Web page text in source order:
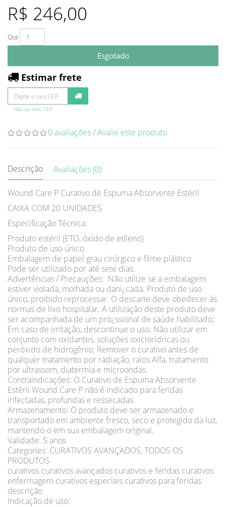
R$ 246,00
Qtd
Esgotado
Estimar frete
Não sei meu CEP
0 avaliações/Avalie este produto
Descrição Avaliações (0)
Wound Care P Curativo de Espuma Absorvente Estéril
CAIXA COM 20 UNIDADES
Especificação Técnica:
Produto estéril (ETO, óxido de etíleno)
Produto de uso único
Embalagem de papel grau cirúrgico e filme plástico
Pode ser utilizado por até sete dias.
Advertências / Precauções: Não utilize se a embalagem
estiver violada, molhada ou dani¿cada. Produto de uso
único, proibido reprocessar. O descarte deve obedecer às
normas de lixo hospitalar. A utilização deste produto deve
ser acompanhada de um pro¿ssional de saúde habilitado;
Em caso de irritação, descontinue o uso; Não utilizar em
conjunto com oxidantes, soluções oxiclorídricas ou
peróxido de hidrogênio; Remover o curativo antes de
qualquer tratamento por radiação, raios Alfa, tratamento
por ultrassom, diatermia e microondas.
Contraindicações: O Curativo de Espuma Absorvente
Estéril Wound Care P não é indicado para feridas
infectadas, profundas e ressecadas.
Armazenamento: O produto deve ser armazenado e
transportado em ambiente fresco, seco e protegido da luz,
mantendo-o em sua embalagem original.
Validade: 5 anos
Categories: CURATIVOS AVANÇADOS, TODOS OS
PRODUTOS
curativos curativos avançados curativos e feridas curativos
enfermagem curativos especiais curativos para feridas
descrição
Indicação de uso: